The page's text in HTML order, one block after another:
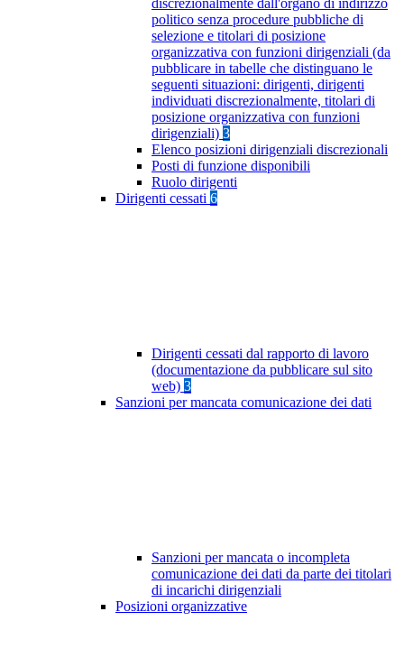
discrezionalmente dall'organo di indirizzo
politico senza procedure pubbliche di
selezione e titolari di posizione
organizzativa con funzioni dirigenziali (da
pubblicare in tabelle che distinguano le
seguenti situazioni: dirigenti, dirigenti
individuati discrezionalmente, titolari di
posizione organizzativa con funzioni
dirigenziali) 3
Elenco posizioni dirigenziali discrezionali
Posti di funzione disponibili
Ruolo dirigenti
Dirigenti cessati 6
Dirigenti cessati dal rapporto di lavoro
(documentazione da pubblicare sul sito
web) 3
Sanzioni per mancata comunicazione dei dati
Sanzioni per mancata o incompleta
comunicazione dei dati da parte dei titolari
di incarichi dirigenziali
Posizioni organizzative